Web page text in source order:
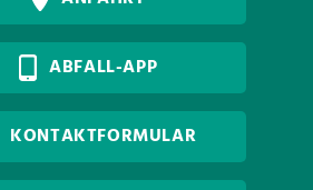
ABFALL-APP
KONTAKTFORMULAR